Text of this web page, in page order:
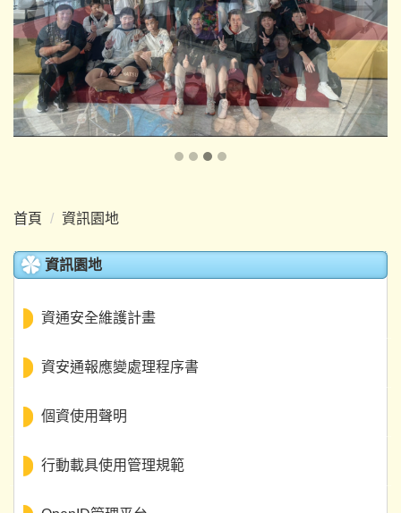
首頁 資訊園地
資訊園地
資通安全維護計畫
資安通報應變處理程序書
個資使用聲明
行動載具使用管理規範